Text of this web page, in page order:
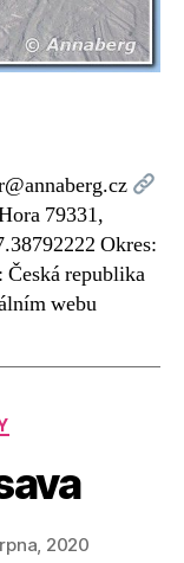
79331,
Okres:
republika
webu
2020